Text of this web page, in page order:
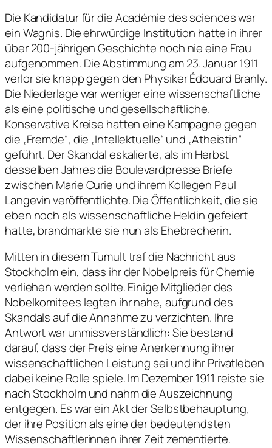
Die Kandidatur für die Académie des sciences war
ein Wagnis. Die ehrwürdige Institution hatte in ihrer
über 200-jährigen Geschichte noch nie eine Frau
aufgenommen. Die Abstimmung am 23. Januar 1911
verlor sie knapp gegen den Physiker Édouard Branly.
Die Niederlage war weniger eine wissenschaftliche
als eine politische und gesellschaftliche.
Konservative Kreise hatten eine Kampagne gegen
die „Fremde“, die „Intellektuelle“ und „Atheistin“
geführt. Der Skandal eskalierte, als im Herbst
desselben Jahres die Boulevardpresse Briefe
zwischen Marie Curie und ihrem Kollegen Paul
Langevin veröffentlichte. Die Öffentlichkeit, die sie
eben noch als wissenschaftliche Heldin gefeiert
hatte, brandmarkte sie nun als Ehebrecherin.
Mitten in diesem Tumult traf die Nachricht aus
Stockholm ein, dass ihr der Nobelpreis für Chemie
verliehen werden sollte. Einige Mitglieder des
Nobelkomitees legten ihr nahe, aufgrund des
Skandals auf die Annahme zu verzichten. Ihre
Antwort war unmissverständlich: Sie bestand
darauf, dass der Preis eine Anerkennung ihrer
wissenschaftlichen Leistung sei und ihr Privatleben
dabei keine Rolle spiele. Im Dezember 1911 reiste sie
nach Stockholm und nahm die Auszeichnung
entgegen. Es war ein Akt der Selbstbehauptung,
der ihre Position als eine der bedeutendsten
Wissenschaftlerinnen ihrer Zeit zementierte.